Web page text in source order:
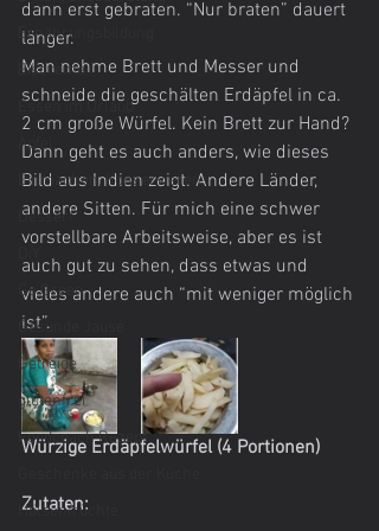
Ernährungsbildung
Eiscreme
Essen im Urlaub
Apfel
Einmachen, Konservieren
Dessert
Go Green
Gesunde Jause
Getreide
glutenfrei
Foodcoach Rezept
Hülsenfrüchte
dann erst gebraten. “Nur braten” dauert
länger.
Man nehme Brett und Messer und
schneide die geschälten Erdäpfel in ca.
2 cm große Würfel. Kein Brett zur Hand?
Dann geht es auch anders, wie dieses
Bild aus Indien zeigt. Andere Länder,
andere Sitten. Für mich eine schwer
vorstellbare Arbeitsweise, aber es ist
auch gut zu sehen, dass etwas und
vieles andere auch “mit weniger möglich
ist”.
Würzige Erdäpfelwürfel (4 Portionen)
Zutaten: